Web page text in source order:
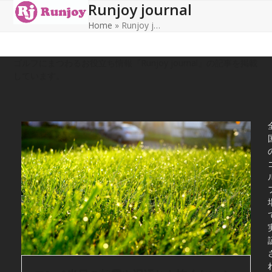
Open
mobile
Close
mobile
Runjoy journal
Home » Runjoy j…